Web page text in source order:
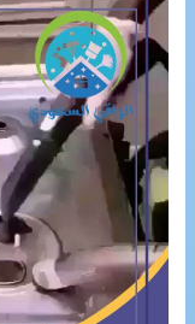
من
البلدية